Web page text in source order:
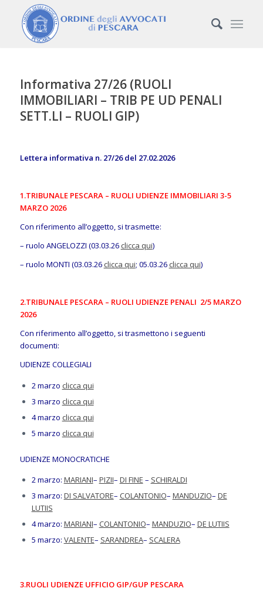
Informativa 27/26 (RUOLI
IMMOBILIARI – TRIB PE UD PENALI
SETT.LI – RUOLI GIP)
Lettera informativa n. 27/26 del 27.02.2026
1.TRIBUNALE PESCARA – RUOLI UDIENZE IMMOBILIARI 3-5
MARZO 2026
Con riferimento all’oggetto, si trasmette:
– ruolo ANGELOZZI (03.03.26 clicca qui)
– ruolo MONTI (03.03.26 clicca qui; 05.03.26 clicca qui)
2.TRIBUNALE PESCARA – RUOLI UDIENZE PENALI 2/5 MARZO
2026
Con riferimento all’oggetto, si trasmettono i seguenti
documenti:
UDIENZE COLLEGIALI
2 marzo clicca qui
3 marzo clicca qui
4 marzo clicca qui
5 marzo clicca qui
UDIENZE MONOCRATICHE
2 marzo: MARIANI– PIZII– DI FINE – SCHIRALDI
3 marzo: DI SALVATORE– COLANTONIO– MANDUZIO– DE
LUTIIS
4 marzo: MARIANI– COLANTONIO– MANDUZIO– DE LUTIIS
5 marzo: VALENTE– SARANDREA– SCALERA
3.RUOLI UDIENZE UFFICIO GIP/GUP PESCARA